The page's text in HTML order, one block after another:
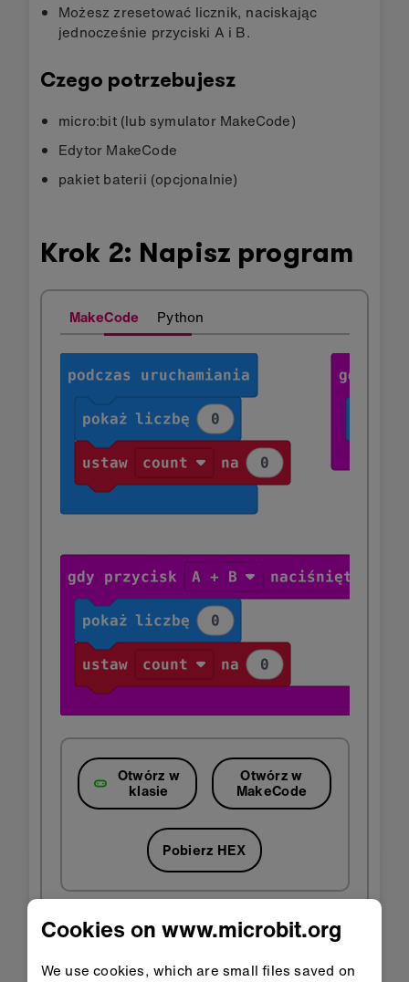
Możesz zresetować licznik, naciskając
jednocześnie przyciski A i B.
Czego potrzebujesz
micro:bit (lub symulator MakeCode)
Edytor MakeCode
pakiet baterii (opcjonalnie)
Krok 2: Napisz program
MakeCode Python
Otwórz w
klasie
Otwórz w
MakeCode
Pobierz HEX
Cookies on www.microbit.org
We use cookies, which are small files saved on